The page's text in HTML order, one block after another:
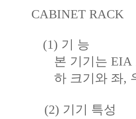
CABINET RACK
(1) 기 능
본 기기는
하 크기와 좌,
(2) 기기 특성